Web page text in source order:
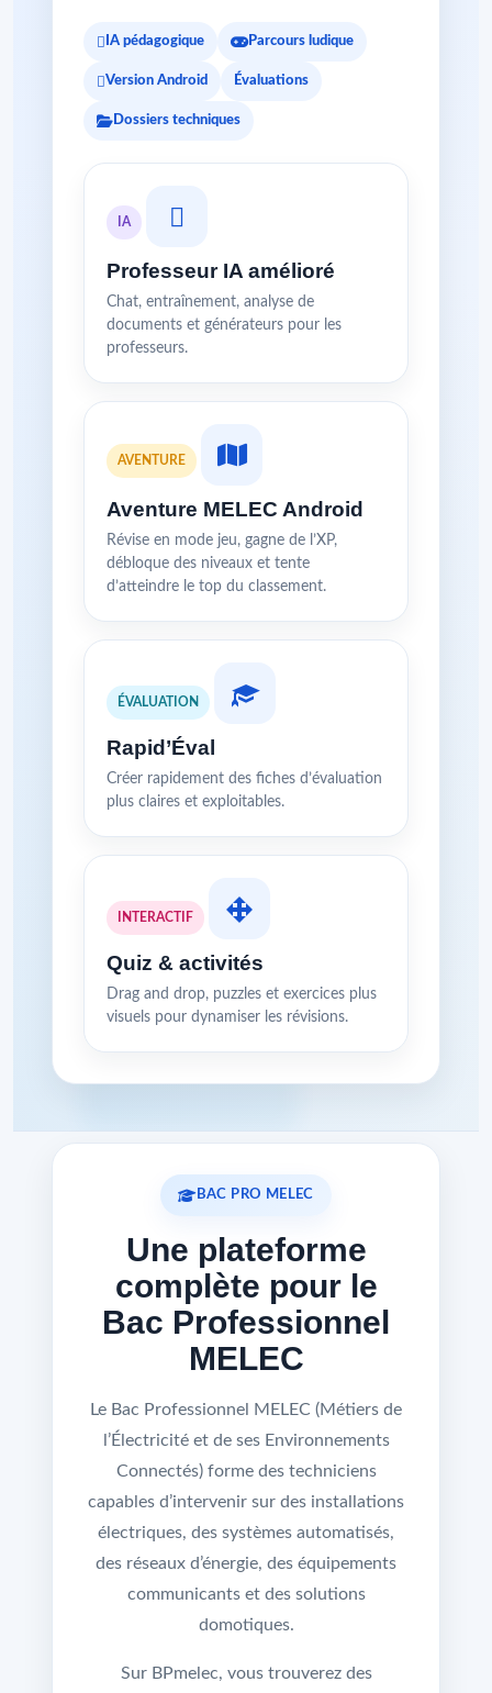
IA pédagogique Parcours ludique
Version Android Évaluations
Dossiers techniques
IA
Professeur IA amélioré
Chat, entraînement, analyse de
documents et générateurs pour les
professeurs.
AVENTURE
Aventure MELEC Android
Révise en mode jeu, gagne de l’XP,
débloque des niveaux et tente
d’atteindre le top du classement.
ÉVALUATION
Rapid’Éval
Créer rapidement des fiches d’évaluation
plus claires et exploitables.
INTERACTIF
Quiz & activités
Drag and drop, puzzles et exercices plus
visuels pour dynamiser les révisions.
BAC PRO MELEC
Une plateforme
complète pour le
Bac Professionnel
MELEC
Le Bac Professionnel MELEC (Métiers de
l’Électricité et de ses Environnements
Connectés) forme des techniciens
capables d’intervenir sur des installations
électriques, des systèmes automatisés,
des réseaux d’énergie, des équipements
communicants et des solutions
domotiques.
Sur BPmelec, vous trouverez des